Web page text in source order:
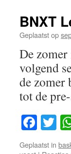
BNXT
Geplaatst op
De
volgend
de zomer
tot de
Geplaatst in